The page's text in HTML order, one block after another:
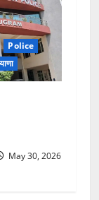
Police
May 30, 2026